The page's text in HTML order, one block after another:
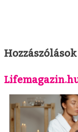
Hozzászólások